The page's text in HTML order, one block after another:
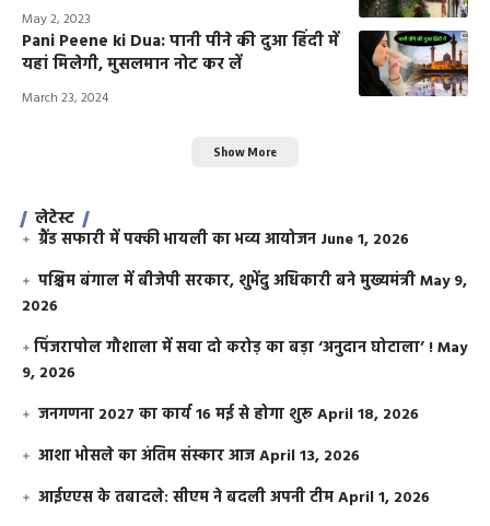
May 2, 2023
Pani Peene ki Dua: पानी पीने की दुआ हिंदी में
यहां मिलेगी, मुसलमान नोट कर लें
March 23, 2024
Show More
लेटेस्ट
ग्रैंड सफारी में पक्की भायली का भव्य आयोजन June 1, 2026
पश्चिम बंगाल में बीजेपी सरकार, शुभेंदु अधिकारी बने मुख्यमंत्रीMay 9,
2026
​पिंजरापोल गौशाला में सवा दो करोड़ का बड़ा ‘अनुदान घोटाला’ !May
9, 2026
जनगणना 2027 का कार्य 16 मई से होगा शुरूApril 18, 2026
आशा भोसले का अंतिम संस्कार आजApril 13, 2026
आईएएस के तबादले: सीएम ने बदली अपनी टीमApril 1, 2026